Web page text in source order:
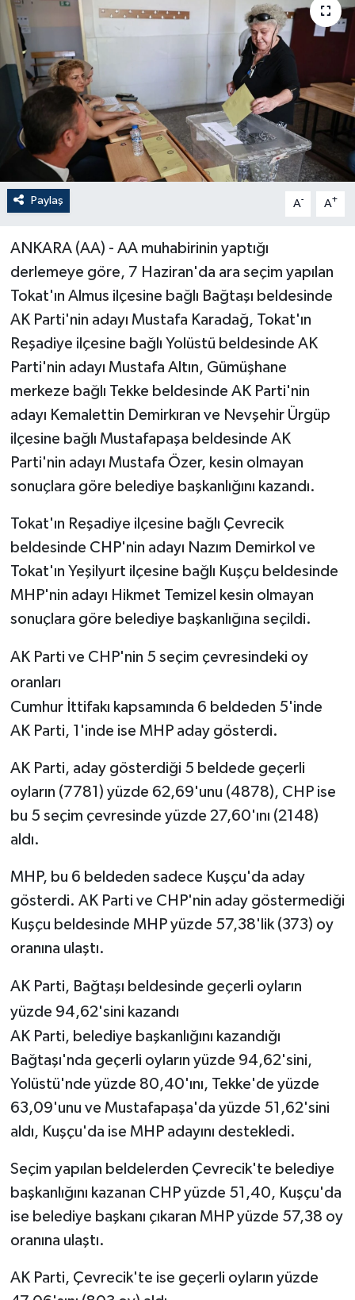
Paylaş A- A+
ANKARA (AA) - AA muhabirinin yaptığı
derlemeye göre, 7 Haziran'da ara seçim yapılan
Tokat'ın Almus ilçesine bağlı Bağtaşı beldesinde
AK Parti'nin adayı Mustafa Karadağ, Tokat'ın
Reşadiye ilçesine bağlı Yolüstü beldesinde AK
Parti'nin adayı Mustafa Altın, Gümüşhane
merkeze bağlı Tekke beldesinde AK Parti'nin
adayı Kemalettin Demirkıran ve Nevşehir Ürgüp
ilçesine bağlı Mustafapaşa beldesinde AK
Parti'nin adayı Mustafa Özer, kesin olmayan
sonuçlara göre belediye başkanlığını kazandı.
Tokat'ın Reşadiye ilçesine bağlı Çevrecik
beldesinde CHP'nin adayı Nazım Demirkol ve
Tokat'ın Yeşilyurt ilçesine bağlı Kuşçu beldesinde
MHP'nin adayı Hikmet Temizel kesin olmayan
sonuçlara göre belediye başkanlığına seçildi.
AK Parti ve CHP'nin 5 seçim çevresindeki oy
oranları
Cumhur İttifakı kapsamında 6 beldeden 5'inde
AK Parti, 1'inde ise MHP aday gösterdi.
AK Parti, aday gösterdiği 5 beldede geçerli
oyların (7781) yüzde 62,69'unu (4878), CHP ise
bu 5 seçim çevresinde yüzde 27,60'ını (2148)
aldı.
MHP, bu 6 beldeden sadece Kuşçu'da aday
gösterdi. AK Parti ve CHP'nin aday göstermediği
Kuşçu beldesinde MHP yüzde 57,38'lik (373) oy
oranına ulaştı.
AK Parti, Bağtaşı beldesinde geçerli oyların
yüzde 94,62'sini kazandı
AK Parti, belediye başkanlığını kazandığı
Bağtaşı'nda geçerli oyların yüzde 94,62'sini,
Yolüstü'nde yüzde 80,40'ını, Tekke'de yüzde
63,09'unu ve Mustafapaşa'da yüzde 51,62'sini
aldı, Kuşçu'da ise MHP adayını destekledi.
Seçim yapılan beldelerden Çevrecik'te belediye
başkanlığını kazanan CHP yüzde 51,40, Kuşçu'da
ise belediye başkanı çıkaran MHP yüzde 57,38 oy
oranına ulaştı.
AK Parti, Çevrecik'te ise geçerli oyların yüzde